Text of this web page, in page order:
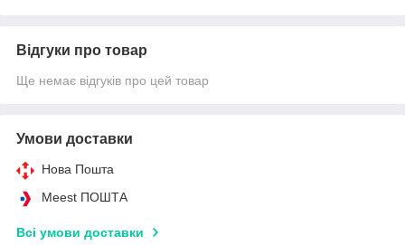
Відгуки про товар
Ще немає відгуків про цей товар
Умови доставки
Нова Пошта
Meest ПОШТА
Всі умови доставки